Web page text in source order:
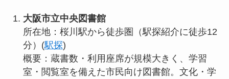
大阪市立中央図書館
所在地：桜川駅から徒歩圏（駅探紹介に徒歩12
分）(駅探)
概要：蔵書数・利用座席が規模大きく、学習
室・閲覧室を備えた市民向け図書館。文化・学